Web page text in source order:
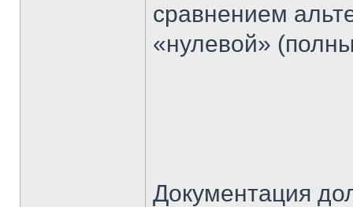
сравнением
«нулевой»
Документация